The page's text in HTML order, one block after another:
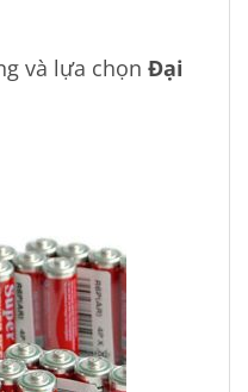
và lựa chọn Đại